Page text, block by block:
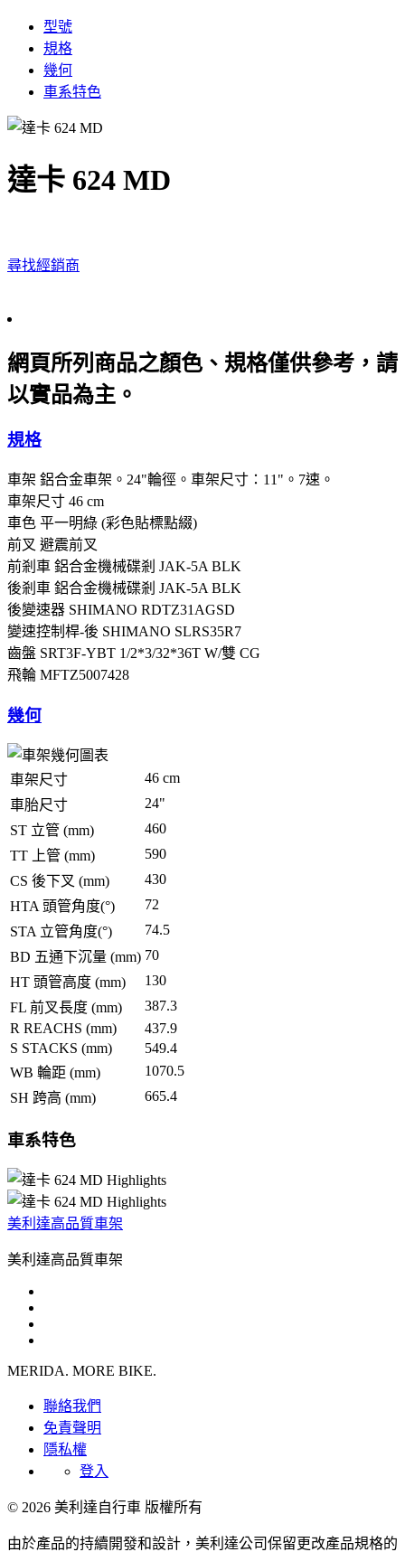
型號
規格
幾何
車系特色
達卡 624 MD
尋找經銷商
網頁所列商品之顏色、規格僅供參考，請
以實品為主。
規格
車架 鋁合金車架。24"輪徑。車架尺寸：11"。7速。
車架尺寸 46 cm
車色 平一明綠 (彩色貼標點綴)
前叉 避震前叉
前剎車 鋁合金機械碟剎 JAK-5A BLK
後剎車 鋁合金機械碟剎 JAK-5A BLK
後變速器 SHIMANO RDTZ31AGSD
變速控制桿-後 SHIMANO SLRS35R7
齒盤 SRT3F-YBT 1/2*3/32*36T W/雙 CG
飛輪 MFTZ5007428
幾何
車架尺寸
46 cm
車胎尺寸
24"
ST 立管 (mm)
460
TT 上管 (mm)
590
CS 後下叉 (mm)
430
HTA 頭管角度(°)
72
STA 立管角度(°)
74.5
BD 五通下沉量 (mm) 70
HT 頭管高度 (mm)
130
FL 前叉長度 (mm)
387.3
R REACHS (mm)
437.9
S STACKS (mm)
549.4
WB 輪距 (mm)
1070.5
SH 跨高 (mm)
665.4
車系特色
美利達高品質車架
美利達高品質車架
MERIDA. MORE BIKE.
聯絡我們
免責聲明
隱私權
登入
© 2026 美利達自行車 版權所有
由於產品的持續開發和設計，美利達公司保留更改產品規格的